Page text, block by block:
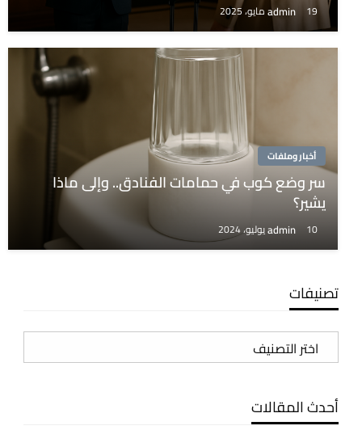
admin 19 مايو، 2025
أخبار وملفات
سر وضع كوب في حمامات الفنادق.. وإلى ماذا
يشير؟
admin 10 يوليو، 2024
تصنيفات
تصنيفات
أحدث المقالات